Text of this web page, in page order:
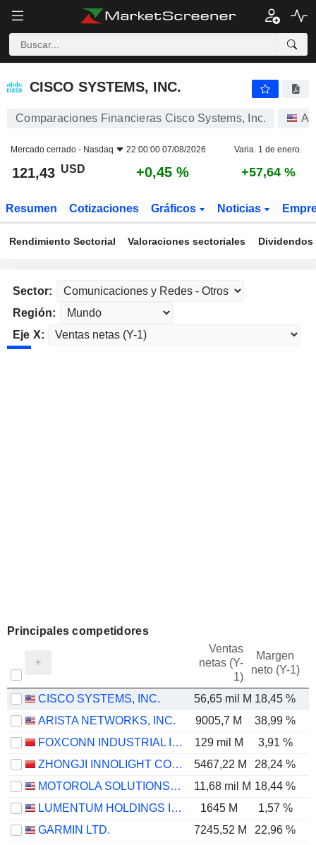
CISCO SYSTEMS, INC.
CISCO SYSTEMS, INC.
Comparaciones Financieras Cisco Systems, Inc.
Mercado cerrado - Nasdaq 22:00:00 07/08/2026 Varia. 1 de enero.
121,43 USD +0,45 % +57,64 %
Resumen Cotizaciones Gráficos Noticias
Rendimiento Sectorial Valoraciones sectoriales
Sector:
Región:
Eje X:
Principales competidores
Ventas
netas (Y-
1)
Margen
neto (Y-1)
CISCO SYSTEMS, INC. 56,65 mil M 18,45 %
ARISTA NETWORKS, INC.
9005,7 M 38,99 %
FOXCONN INDUSTRIAL INTERNET CO., LTD.
129 mil M 3,91 %
ZHONGJI INNOLIGHT CO., LTD.
5467,22 M 28,24 %
MOTOROLA SOLUTIONS, INC.
11,68 mil M 18,44 %
LUMENTUM HOLDINGS INC.
1645 M 1,57 %
GARMIN LTD.
7245,52 M 22,96 %